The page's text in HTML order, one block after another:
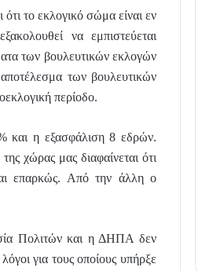
το εκλογικό σώμα είναι εν
να εμπιστεύεται
των βουλευτικών εκλογών
των βουλευτικών
περίοδο.
και η εξασφάλιση 8 εδρών.
χώρας μας διαφαίνεται ότι
επαρκώς. Από την άλλη ο
Πολιτών και η ΔΗΠΑ δεν
για τους οποίους υπήρξε